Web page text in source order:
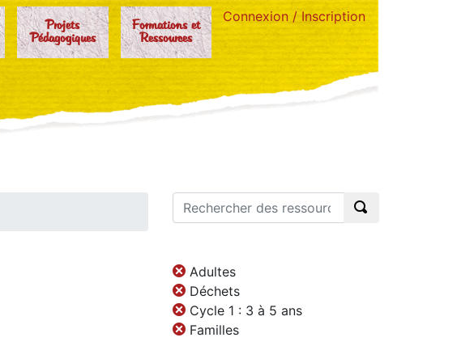
Projets
Pédagogiques
Formations et
Ressources
Connexion / Inscription
Adultes
Déchets
Cycle 1 : 3 à 5 ans
Familles